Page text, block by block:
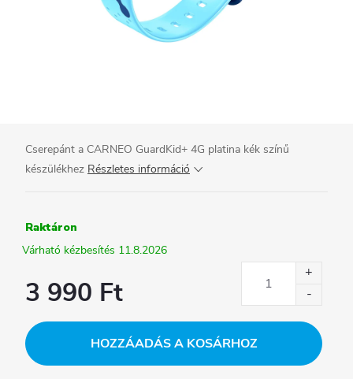
Cserepánt a CARNEO GuardKid+ 4G platina kék színű
készülékhez Részletes információ
Raktáron
11.8.2026
3 990 Ft
HOZZÁADÁS A KOSÁRHOZ